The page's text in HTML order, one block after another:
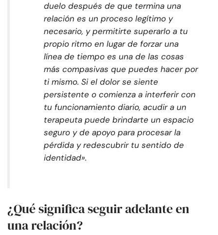
duelo después de que termina una
relación es un proceso legítimo y
necesario, y permitirte superarlo a tu
propio ritmo en lugar de forzar una
línea de tiempo es una de las cosas
más compasivas que puedes hacer por
ti mismo. Si el dolor se siente
persistente o comienza a interferir con
tu funcionamiento diario, acudir a un
terapeuta puede brindarte un espacio
seguro y de apoyo para procesar la
pérdida y redescubrir tu sentido de
identidad».
¿Qué significa seguir adelante en
una relación?